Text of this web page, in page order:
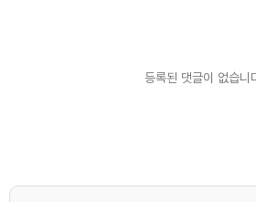
등록된 댓글이 없습니